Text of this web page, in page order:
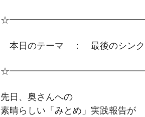
本日のテーマ ： 最後のシンク
先日、奥さんへの
素晴らしい「みとめ」実践報告が